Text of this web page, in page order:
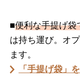
■便利な手提げ袋
は持ち運び。オ
ます。
「手提げ袋」